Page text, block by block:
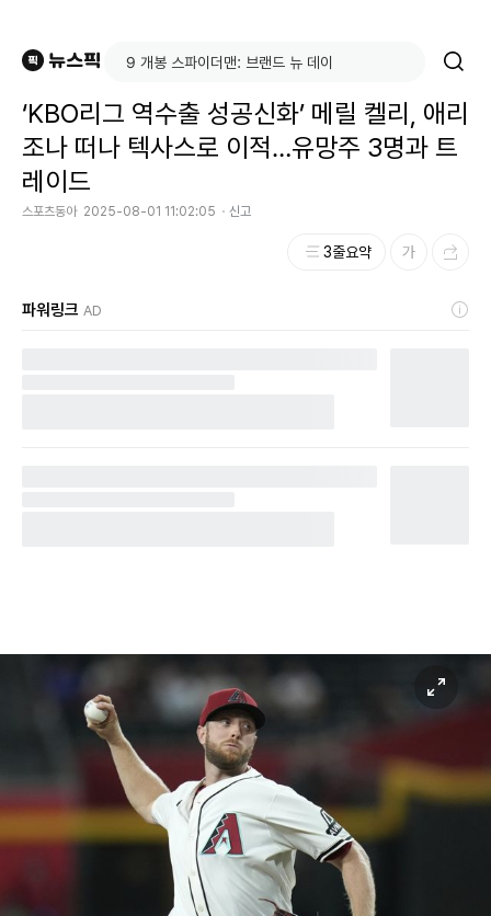
‘KBO리그 역수출 성공신화’ 메릴 켈리, 애리
조나 떠나 텍사스로 이적…유망주 3명과 트
레이드
스포츠동아 2025-08-01 11:02:05 신고
3줄요약
파워링크 AD